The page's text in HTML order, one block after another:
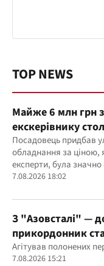
TOP NEWS
Майже 6 млн грн
екскерівнику
підозру
Посадовець придбав
обладнання за ціною,
експерти, була
7.08.2026 18:02
З "Азовсталі" —
прикордонник
розрахунку
Агітував полонених
7.08.2026 15:21